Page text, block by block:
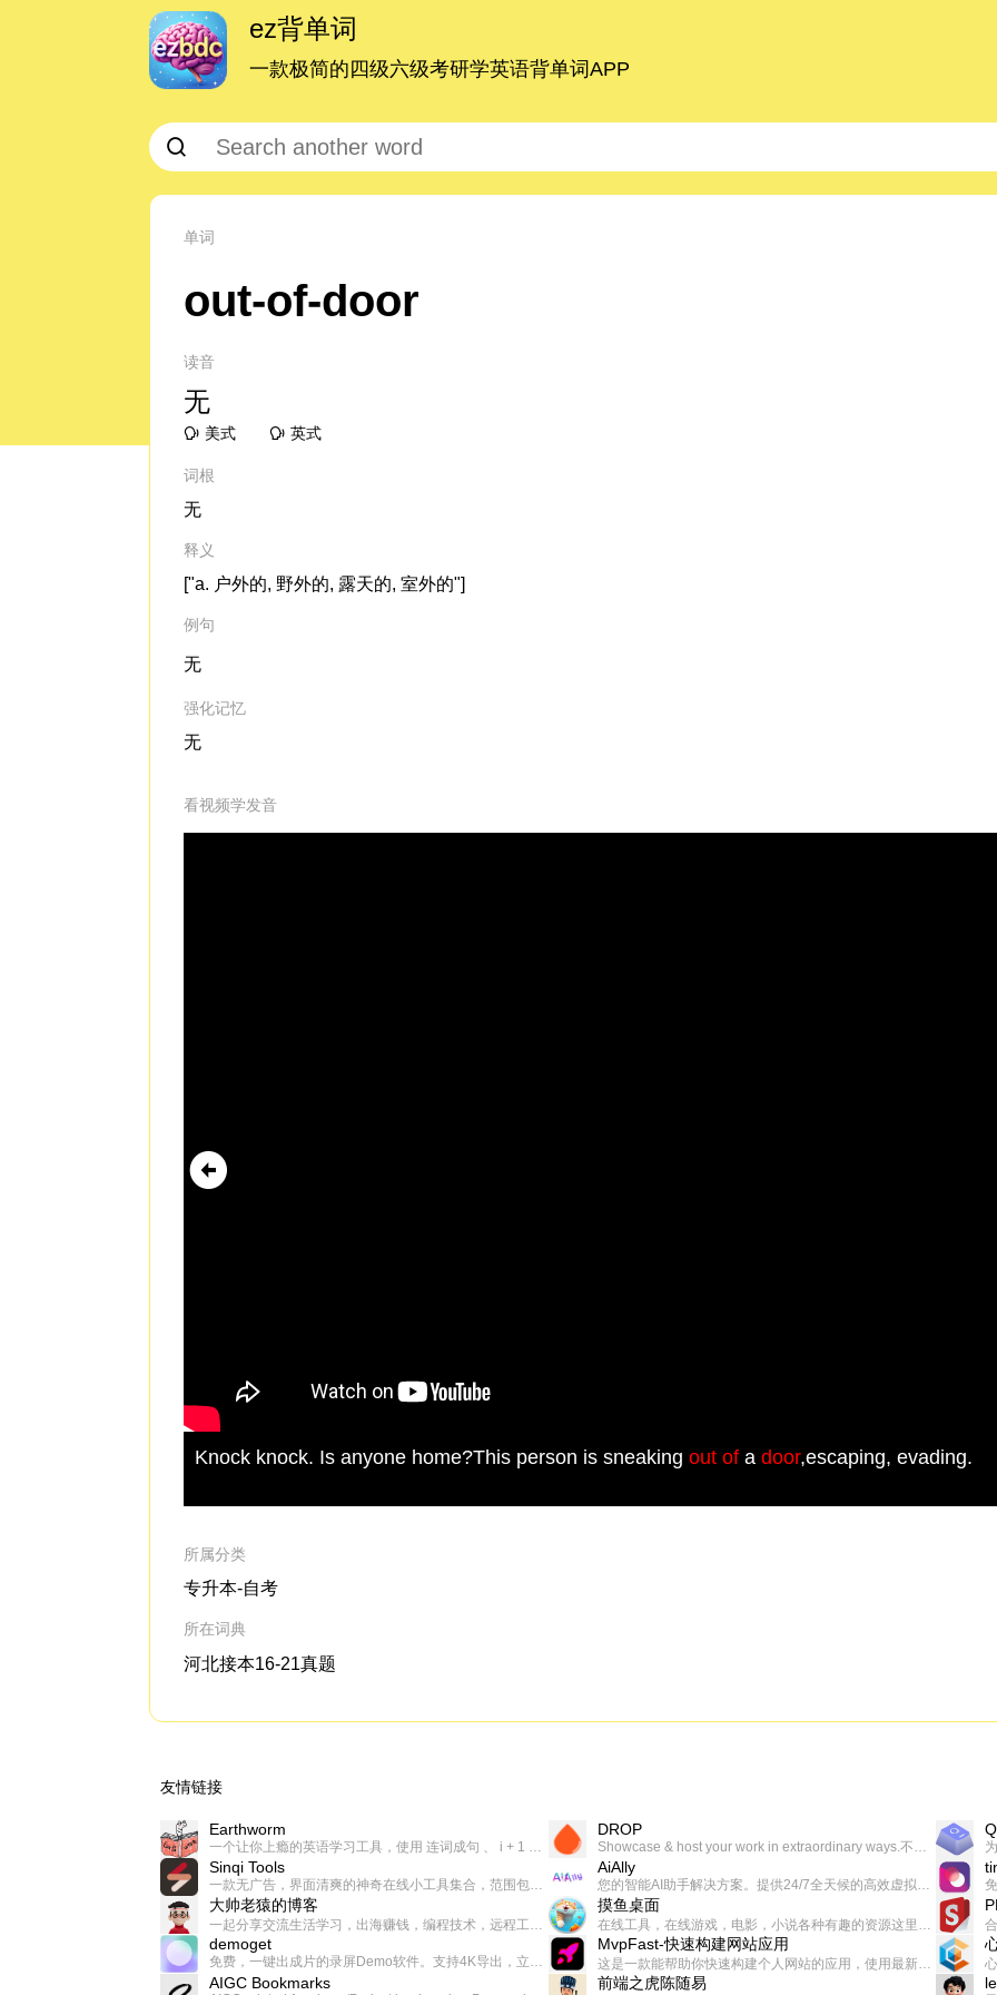
ez背单词
一款极简的四级六级考研学英语背单词APP
单词
out-of-door
读音
无
美式 英式
词根
无
释义
["a. 户外的, 野外的, 露天的, 室外的"]
例句
无
强化记忆
无
看视频学发音
Knock knock. Is anyone home?This person is sneakingout of adoor,escaping, evading.
所属分类
专升本-自考
所在词典
河北接本16-21真题
友情链接
Earthworm
一个让你上瘾的英语学习工具，使用 连词成句 、 i + 1 、 以终为始等学习理论来帮助你习得英语，通过不断的重复形成肌肉记忆，最重要的是 游戏化 的形式让学习英语从此不再痛苦
DROP
Showcase & host your work in extraordinary ways.不限速文件分享，托管，建站平台
Sinqi Tools
一款无广告，界面清爽的神奇在线小工具集合，范围包括但不限于：开发，设计，日常生活等
AiAlly
您的智能AI助手解决方案。提供24/7全天候的高效虚拟员工服务，助力个人和组织提升生产力、激发创新潜能。
大帅老猿的博客
一起分享交流生活学习，出海赚钱，编程技术，远程工作，优秀产品等相关话题。希望大家都能有所收获。
摸鱼桌面
在线工具，在线游戏，电影，小说各种有趣的资源这里都有
demoget
免费，一键出成片的录屏Demo软件。支持4K导出，立即下载使用。
MvpFast-快速构建网站应用
这是一款能帮助你快速构建个人网站的应用，使用最新的前端技术栈，集成登录、鉴权、手机、邮箱、数据库、博客、文章、支付等等网站所需要的功能，你只需要花几个小时开发你的核心功能就可以上线，一次购买，永久拥有
AIGC Bookmarks 前端之虎陈随易